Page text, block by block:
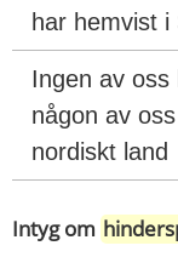
har hemvist i
Ingen av oss
någon av
nordiskt land
Intyg om